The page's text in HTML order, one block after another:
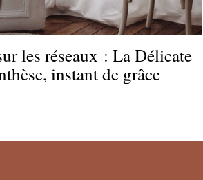
les réseaux : La Délicate
instant de grâce